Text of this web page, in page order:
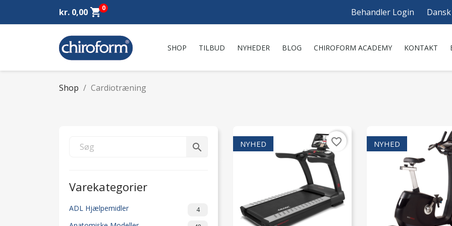
kr. 0,00 shopping_cart0 Behandler Login Dansk
SHOP TILBUD NYHEDER BLOG CHIROFORM ACADEMY KONTAKT
Shop Cardiotræning
search
Varekategorier
ADL Hjælpemidler 4
NYHED favorite_border NYHED